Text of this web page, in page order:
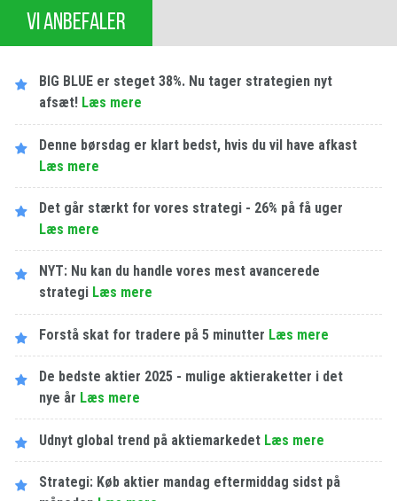
VI ANBEFALER
BIG BLUE er steget 38%. Nu tager strategien nyt
afsæt! Læs mere
Denne børsdag er klart bedst, hvis du vil have afkast
Læs mere
Det går stærkt for vores strategi - 26% på få uger
Læs mere
NYT: Nu kan du handle vores mest avancerede
strategi Læs mere
Forstå skat for tradere på 5 minutter Læs mere
De bedste aktier 2025 - mulige aktieraketter i det
nye år Læs mere
Udnyt global trend på aktiemarkedet Læs mere
Strategi: Køb aktier mandag eftermiddag sidst på